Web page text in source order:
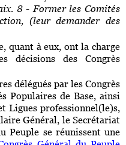
8 - Former les Comités
(leur demander des
quant à eux, ont la charge
décisions des Congrès
délégués par les Congrès
Populaires de Base, ainsi
Ligues professionnel(le)s,
Général, le Secrétariat
Peuple se réunissent une